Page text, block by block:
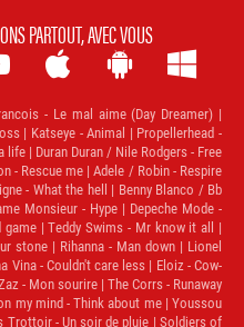
PARTOUT, AVEC VOUS
  
- Le mal aime (Day Dreamer) |
| Katseye - Animal | Propellerhead -
life | Duran Duran / Nile Rodgers - Free
- Rescue me | Adele / Robin - Respire
- What the hell | Benny Blanco / Bb
Monsieur - Hype | Depeche Mode -
| Teddy Swims - Mr know it all |
stone | Rihanna - Man down | Lionel
Vina - Couldn't care less | Eloiz - Cow-
- Mon sourire | The Corrs - Runaway
my mind - Think about me | Youssou
Trottoir - Un soir de pluie | Soldiers of